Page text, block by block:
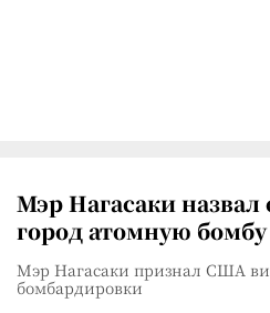
Мэр Нагасаки
город атомную
Мэр Нагасаки признал США
бомбардировки